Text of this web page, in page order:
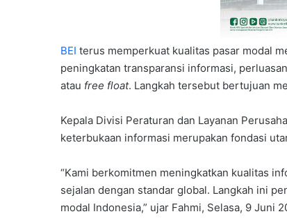
BEI terus memperkuat kualitas pasar modal
peningkatan transparansi informasi,
atau free float. Langkah tersebut bertujuan
Kepala Divisi Peraturan dan Layanan
keterbukaan informasi merupakan fondasi
“Kami berkomitmen meningkatkan kualitas
sejalan dengan standar global. Langkah ini
modal Indonesia,” ujar Fahmi, Selasa, 9 Juni